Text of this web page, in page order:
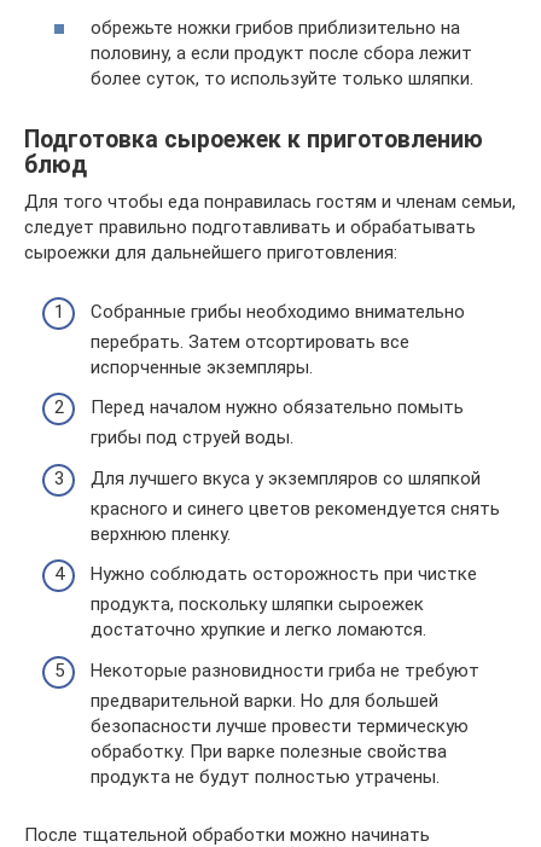
обрежьте ножки грибов приблизительно на
половину, а если продукт после сбора лежит
более суток, то используйте только шляпки.
Подготовка сыроежек к приготовлению
блюд
Для того чтобы еда понравилась гостям и членам семьи,
следует правильно подготавливать и обрабатывать
сыроежки для дальнейшего приготовления:
Собранные грибы необходимо внимательно
перебрать. Затем отсортировать все
испорченные экземпляры.
Перед началом нужно обязательно помыть
грибы под струей воды.
Для лучшего вкуса у экземпляров со шляпкой
красного и синего цветов рекомендуется снять
верхнюю пленку.
Нужно соблюдать осторожность при чистке
продукта, поскольку шляпки сыроежек
достаточно хрупкие и легко ломаются.
Некоторые разновидности гриба не требуют
предварительной варки. Но для большей
безопасности лучше провести термическую
обработку. При варке полезные свойства
продукта не будут полностью утрачены.
После тщательной обработки можно начинать